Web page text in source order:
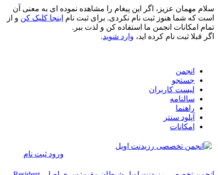
سلام مهمان عزیز، اگر این پیغام را مشاهده نموده ای به معنی آن
است که شما هنوز ثبت نام نکردی. برای ثبت نام اینجا کلیک کن و از
تمام امکانات انجمن ما استفاده کن و لذت ببر.
اگر قبلا ثبت نام کرده اید، وارد شوید.
انجمن
جستجو
لیست کاربران
سالنامه
راهنما
آپلود سنتر
امکانات
ورود ثبت نام